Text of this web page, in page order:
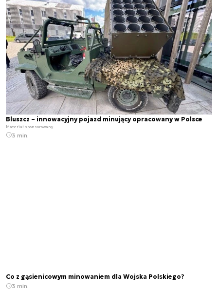
Bluszcz – innowacyjny pojazd minujący opracowany w Polsce
Materiał sponsorowany
3 min.
Co z gąsienicowym minowaniem dla Wojska Polskiego?
3 min.